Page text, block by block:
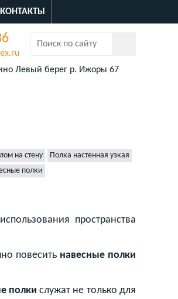
КОНТАКТЫ
Левый берег р. Ижоры 67
на стену
Полка настенная узкая
полки
пространства
повесить навесные полки
полки служат не только для